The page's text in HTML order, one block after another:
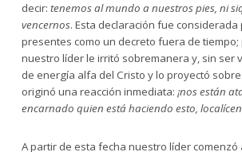
decir: tenemos al mundo a nuestros pies, ni
vencernos. Esta declaración fue considerada
presentes como un decreto fuera de
nuestro líder le irritó sobremanera y, sin ser
de energía alfa del Cristo y lo proyectó
originó una reacción inmediata: ¡nos están
encarnado quien está haciendo esto,
A partir de esta fecha nuestro líder comenzó